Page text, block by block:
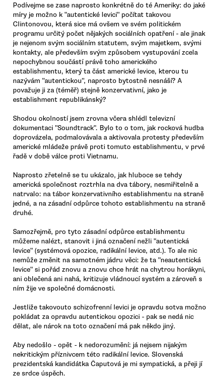
Podívejme se zase naprosto konkrétně do té Ameriky: do jaké
míry je možno k "autentické levici" počítat takovou
Clintonovou, která sice má ovšem ve svém politickém
programu určitý počet nějakých sociálních opatření - ale jinak
je nejenom svým sociálním statutem, svým majetkem, svými
kontakty, ale především svým způsobem vystupování zcela
nepochybnou součástí právě toho amerického
establishmentu, který ta část americké levice, kterou tu
nazývám "autentickou", naprosto bytostně nesnáší? A
považuje ji za (téměř) stejně konzervativní, jako je
establishment republikánský?
Shodou okolností jsem zrovna včera shlédl televizní
dokumentaci "Soundtrack". Bylo to o tom, jak rocková hudba
doprovázela, podmalovávala a aktivovala protesty především
americké mládeže právě proti tomuto establishmentu, v prvé
řadě v době válce proti Vietnamu.
Naprosto zřetelně se tu ukázalo, jak hluboce se tehdy
americká společnost roztrhla na dva tábory, nesmiřitelně a
natrvalo: na tábor konzervativního establishmentu na straně
jedné, a na zásadní odpůrce tohoto establishmentu na straně
druhé.
Samozřejmě, pro tyto zásadní odpůrce establishmentu
můžeme nalézt, stanovit i jiná označení nežli "autentická
levice" (systémová opozice, radikální levice, atd.). To ale nic
nemůže změnit na samotném jádru věci: že ta "neautentická
levice" si pořád znovu a znovu chce hrát na chytrou horákyni,
ani oblečená ani nahá, kritizuje vládnoucí systém a zároveň s
ním žije ve společné domácnosti.
Jestliže takovouto schizofrenní levici je opravdu sotva možno
pokládat za opravdu autentickou opozici - pak se nedá nic
dělat, ale nárok na toto označení má pak někdo jiný.
Aby nedošlo - opět - k nedorozumění: já nejsem nijakým
nekritickým příznivcem této radikální levice. Slovenská
prezidentská kandidátka Čaputová je mi sympatická, a přeji jí
ze srdce úspěch.